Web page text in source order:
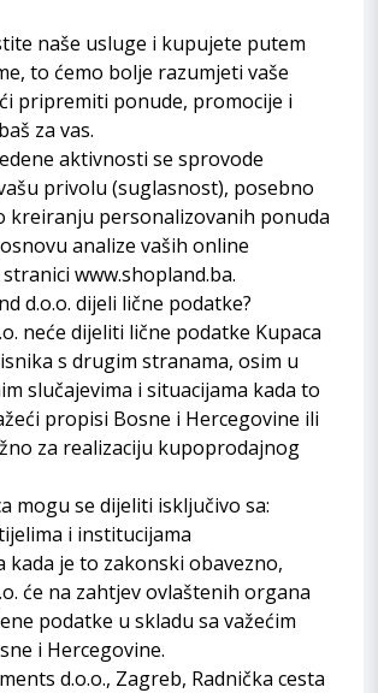
naše usluge i kupujete putem
to ćemo bolje razumjeti vaše
pripremiti ponude, promocije i
za vas.
aktivnosti se sprovode
privolu (suglasnost), posebno
kreiranju personalizovanih ponuda
analize vaših online
www.shopland.ba.
d.o.o. dijeli lične podatke?
neće dijeliti lične podatke Kupaca
s drugim stranama, osim u
slučajevima i situacijama kada to
propisi Bosne i Hercegovine ili
za realizaciju kupoprodajnog
mogu se dijeliti isključivo sa:
i institucijama
kada je to zakonski obavezno,
će na zahtjev ovlaštenih organa
podatke u skladu sa važećim
i Hercegovine.
d.o.o., Zagreb, Radnička cesta